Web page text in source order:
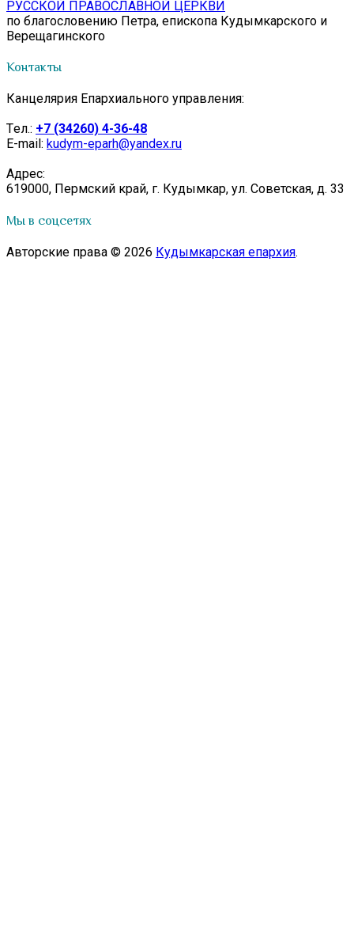
РУССКОЙ ПРАВОСЛАВНОЙ ЦЕРКВИ
по благословению Петра, епископа Кудымкарского и
Верещагинского
Контакты
Канцелярия Епархиального управления:
Tел.: +7 (34260) 4-36-48
E-mail: kudym-eparh@yandex.ru
Адрес:
619000, Пермский край, г. Кудымкар, ул. Советская, д. 33
Мы в соцсетях
Авторские права © 2026 Кудымкарская епархия.